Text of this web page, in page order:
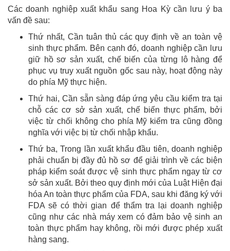
Các doanh nghiệp xuất khẩu sang Hoa Kỳ cần lưu ý ba
vấn đề sau:
Thứ nhất, Cần tuân thủ các quy định về an toàn vệ
sinh thực phẩm. Bên cạnh đó, doanh nghiệp cần lưu
giữ hồ sơ sản xuất, chế biến của từng lô hàng để
phục vụ truy xuất nguồn gốc sau này, hoạt động này
do phía Mỹ thực hiện.
Thứ hai, Cần sẵn sàng đáp ứng yêu cầu kiểm tra tại
chỗ các cơ sở sản xuất, chế biến thực phẩm, bởi
việc từ chối không cho phía Mỹ kiểm tra cũng đồng
nghĩa với việc bị từ chối nhập khẩu.
Thứ ba, Trong lần xuất khẩu đầu tiên, doanh nghiệp
phải chuẩn bị đầy đủ hồ sơ để giải trình về các biện
pháp kiểm soát được vệ sinh thực phẩm ngay từ cơ
sở sản xuất. Bởi theo quy định mới của Luật Hiện đại
hóa An toàn thực phẩm của FDA, sau khi đăng ký với
FDA sẽ có thời gian để thẩm tra lại doanh nghiệp
cũng như các nhà máy xem có đảm bảo vệ sinh an
toàn thực phẩm hay không, rồi mới được phép xuất
hàng sang.